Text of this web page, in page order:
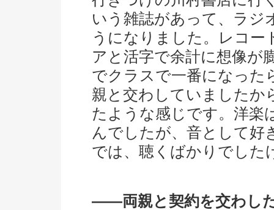
いう雑誌があって、ラジ
うになりました。レコー
アと活字で余計に想像が
でクラスで一番になった
親と交わしていましたか
たような感じです。洋楽
んでしたが、音として好
では、聴くばかりでした
――両親と契約を交わし